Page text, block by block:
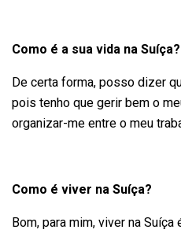
Como é a sua vida na Suíça?
De certa forma, posso dizer
pois tenho que gerir bem o
organizar-me entre o meu
Como é viver na Suíça?
Bom, para mim, viver na